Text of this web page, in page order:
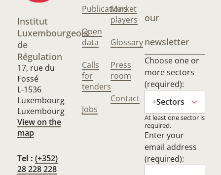
Institut
Luxembourgeois
de
Régulation
17, rue du
Fossé
L-1536
Luxembourg
Luxembourg
View on the
map
Tel : (+352)
28 228 228
Publications
Open
data
Calls
for
tenders
Jobs
Market
players
Glossary
Press
room
Contact
our
newsletter
Choose one or
more sectors
(required):
Sectors
At least one sector is
required.
Enter your
email address
(required):